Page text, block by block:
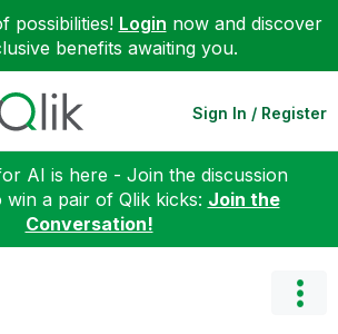
possibilities! Login now and discover
benefits awaiting you.
Sign In / Register
AI is here - Join the discussion
win a pair of Qlik kicks: Join the
Conversation!